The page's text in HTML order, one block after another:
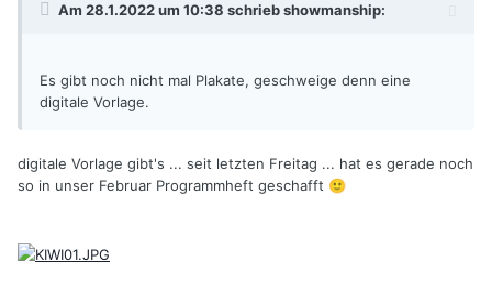
Am 28.1.2022 um 10:38 schriebshowmanship:
Es gibt noch nicht mal Plakate, geschweige denn eine
digitale Vorlage.
digitale Vorlage gibt's ... seit letzten Freitag ... hat es gerade noch
so in unser Februar Programmheft geschafft 🙂